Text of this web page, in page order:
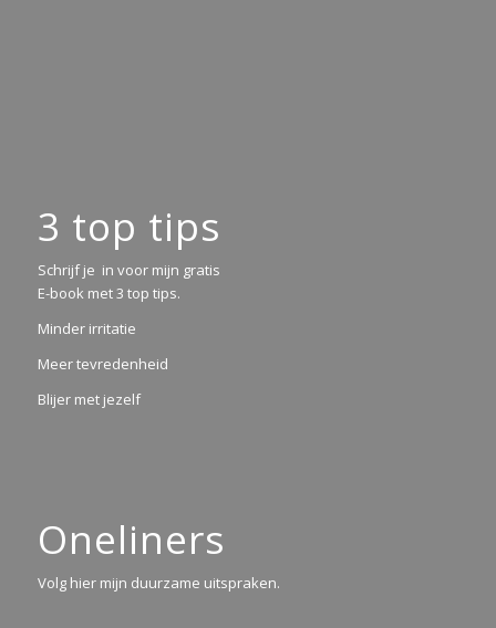
3 top tips
Schrijf je in voor mijn gratis
E-book met 3 top tips.
Minder irritatie
Meer tevredenheid
Blijer met jezelf
Oneliners
Volg hier mijn duurzame uitspraken.